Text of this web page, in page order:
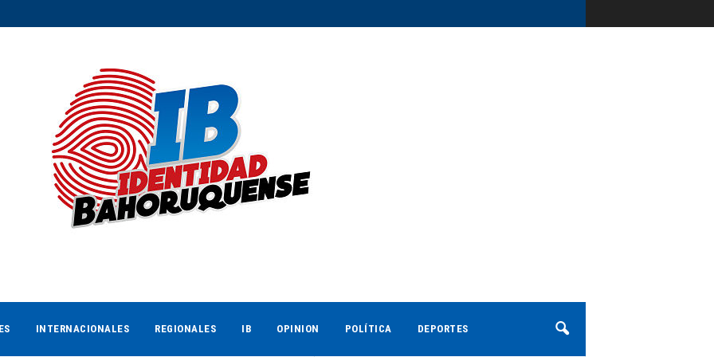
INTERNACIONALES REGIONALES IB OPINION POLÍTICA DEPORTES